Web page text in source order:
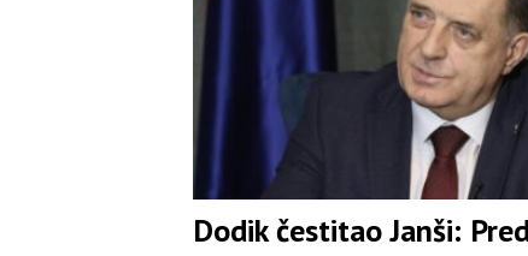
Dodik čestitao Janši: